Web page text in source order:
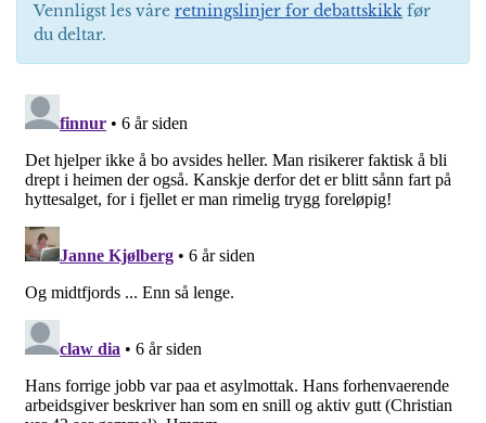
Vennligst les våre retningslinjer for debattskikk før
du deltar.